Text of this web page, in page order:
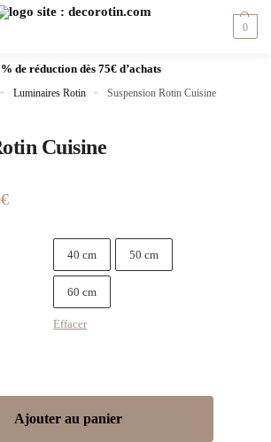
0
de réduction dès 75€ d’achats
» Luminaires Rotin » Suspension Rotin Cuisine
Cuisine
€
40 cm 50 cm
60 cm
Effacer
Ajouter au panier